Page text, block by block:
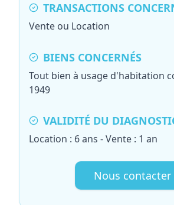
TRANSACTIONS
Vente ou Location
BIENS CONCERNÉS
Tout bien à usage d'habitation
1949
VALIDITÉ DU
Location : 6 ans - Vente : 1 an
Nous contacter